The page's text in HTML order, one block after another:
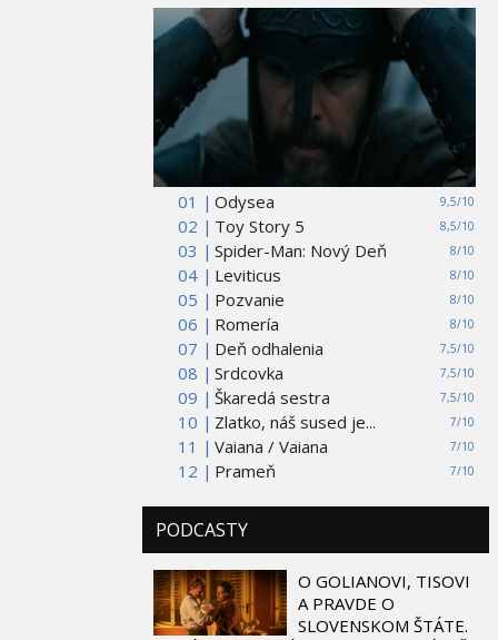
01 | 9,5/10
Odysea
02 |
8,5/10
Toy Story 5
03 |
8/10
Spider-Man: Nový Deň
04 |
8/10
Leviticus
05 |
8/10
Pozvanie
06 |
8/10
Romería
07 |
7,5/10
Deň odhalenia
08 |
7,5/10
Srdcovka
09 |
7,5/10
Škaredá sestra
10 |
7/10
Zlatko, náš sused je...
11 |
7/10
Vaiana / Vaiana
12 |
7/10
Prameň
PODCASTY
O GOLIANOVI, TISOVI
A PRAVDE O
SLOVENSKOM ŠTÁTE.